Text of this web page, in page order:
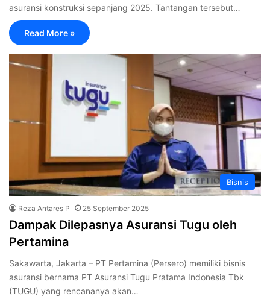
asuransi konstruksi sepanjang 2025. Tantangan tersebut…
Read More »
Bisnis
Reza Antares P 25 September 2025
Dampak Dilepasnya Asuransi Tugu oleh
Pertamina
Sakawarta, Jakarta – PT Pertamina (Persero) memiliki bisnis
asuransi bernama PT Asuransi Tugu Pratama Indonesia Tbk
(TUGU) yang rencananya akan…